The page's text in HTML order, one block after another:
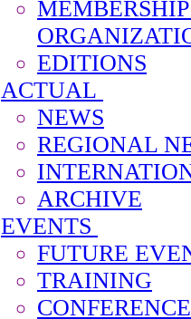
EDITIONS
ACTUAL
NEWS
REGIONAL
ARCHIVE
EVENTS
FUTURE
TRAINING